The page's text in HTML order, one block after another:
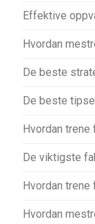
Effektive
Hvordan
De beste
De beste
Hvordan
De viktigste
Hvordan
Hvordan